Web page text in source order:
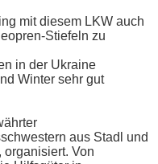
mit diesem LKW auch
Stiefeln zu
in der Ukraine
Winter sehr gut
aus Stadl und
organisiert. Von